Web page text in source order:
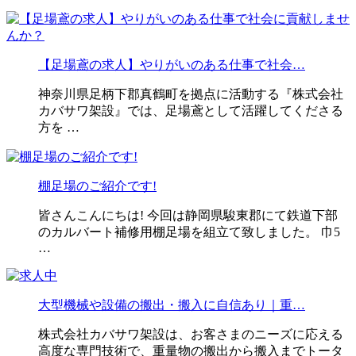
【足場鳶の求人】やりがいのある仕事で社会…
神奈川県足柄下郡真鶴町を拠点に活動する『株式会社
カバサワ架設』では、足場鳶として活躍してくださる
方を …
棚足場のご紹介です!
皆さんこんにちは! 今回は静岡県駿東郡にて鉄道下部
のカルバート補修用棚足場を組立て致しました。 巾5
…
大型機械や設備の搬出・搬入に自信あり｜重…
株式会社カバサワ架設は、お客さまのニーズに応える
高度な専門技術で、重量物の搬出から搬入までトータ